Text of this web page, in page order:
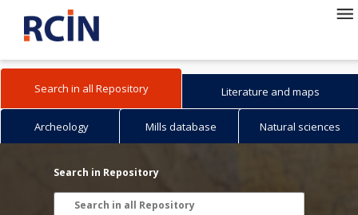
Search in all Repository Literature and maps
Archeology Mills database Natural sciences
Search in Repository